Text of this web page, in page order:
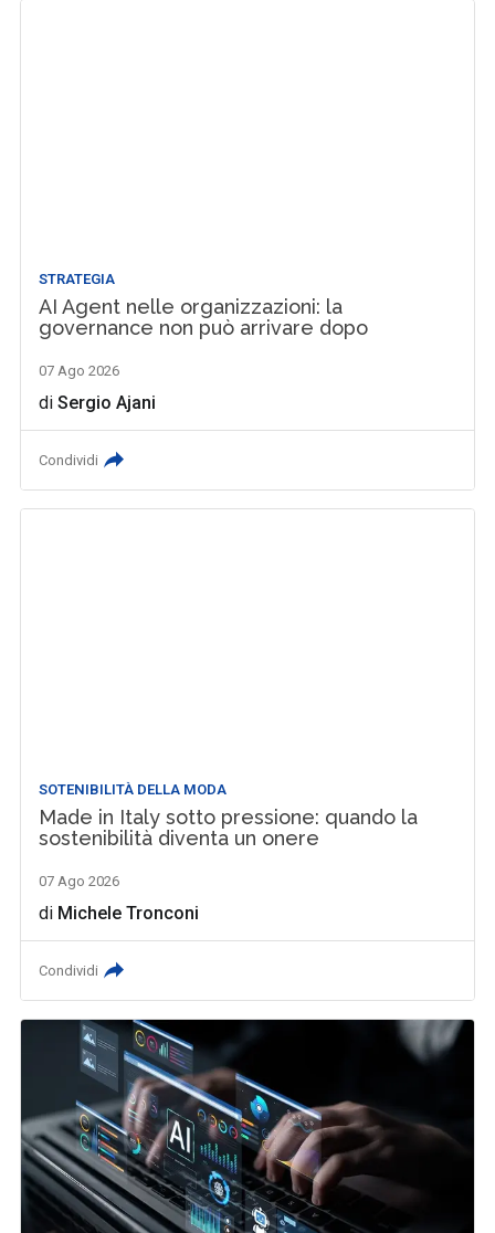
STRATEGIA
AI Agent nelle organizzazioni: la
governance non può arrivare dopo
07 Ago 2026
diSergio Ajani
Condividi
SOTENIBILITÀ DELLA MODA
Made in Italy sotto pressione: quando la
sostenibilità diventa un onere
07 Ago 2026
di Michele Tronconi
Condividi